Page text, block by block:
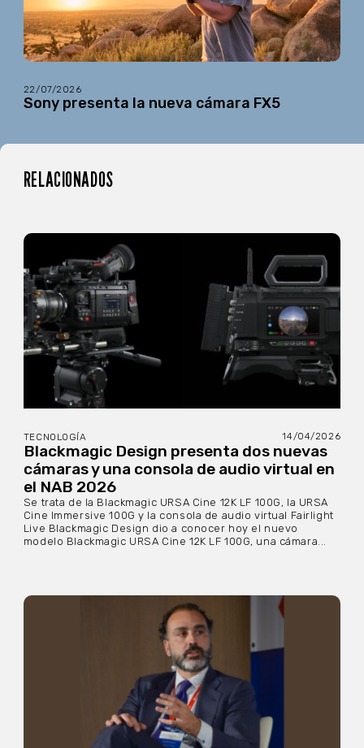
22/07/2026
Sony presenta la nueva cámara FX5
RELACIONADOS
TECNOLOGÍA 14/04/2026
Blackmagic Design presenta dos nuevas
cámaras y una consola de audio virtual en
el NAB 2026
Se trata de la Blackmagic URSA Cine 12K LF 100G, la URSA
Cine Immersive 100G y la consola de audio virtual Fairlight
Live Blackmagic Design dio a conocer hoy el nuevo
modelo Blackmagic URSA Cine 12K LF 100G, una cámara...